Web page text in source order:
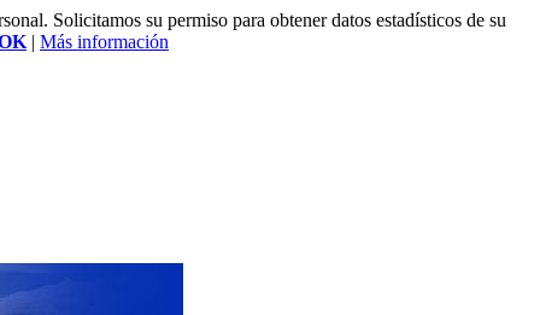
Solicitamos su permiso para obtener datos estadísticos de su
| Más información